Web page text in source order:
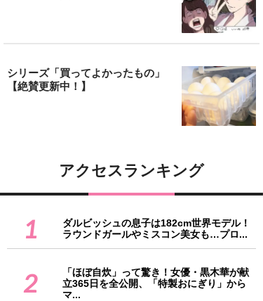
シリーズ「買ってよかったもの」
【絶賛更新中！】
アクセスランキング
1
ダルビッシュの息子は182cm世界モデル！
ラウンドガールやミスコン美女も…プロ...
2
「ほぼ自炊」って驚き！女優・黒木華が献
立365日を全公開、「特製おにぎり」から
マ...